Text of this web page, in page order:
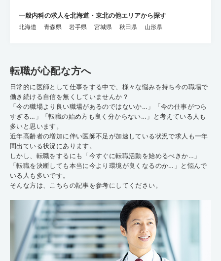
一般内科の求人を北海道・東北の他エリアから探す
北海道 青森県 岩手県 宮城県 秋田県 山形県
転職が心配な方へ
日常的に医師として仕事をする中で、様々な悩みを持ち今の職場で
働き続ける自信を無くしていませんか？
「今の職場より良い職場があるのではないか…」「今の仕事がつら
すぎる…」「転職の始め方も良く分からない…」と考えている人も
多いと思います。
近年高齢者の増加に伴い医師不足が加速している状況で求人も一年
間出ている状況にあります。
しかし、転職をするにも「今すぐに転職活動を始めるべきか…」
「転職を決断しても本当に今より環境が良くなるのか…」と悩んで
いる人も多いです。
そんな方は、こちらの記事を参考にしてください。